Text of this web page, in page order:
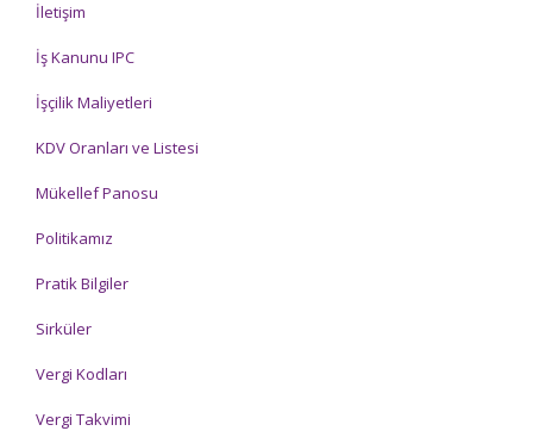
İletişim
İş Kanunu IPC
İşçilik Maliyetleri
KDV Oranları ve Listesi
Mükellef Panosu
Politikamız
Pratik Bilgiler
Sirküler
Vergi Kodları
Vergi Takvimi